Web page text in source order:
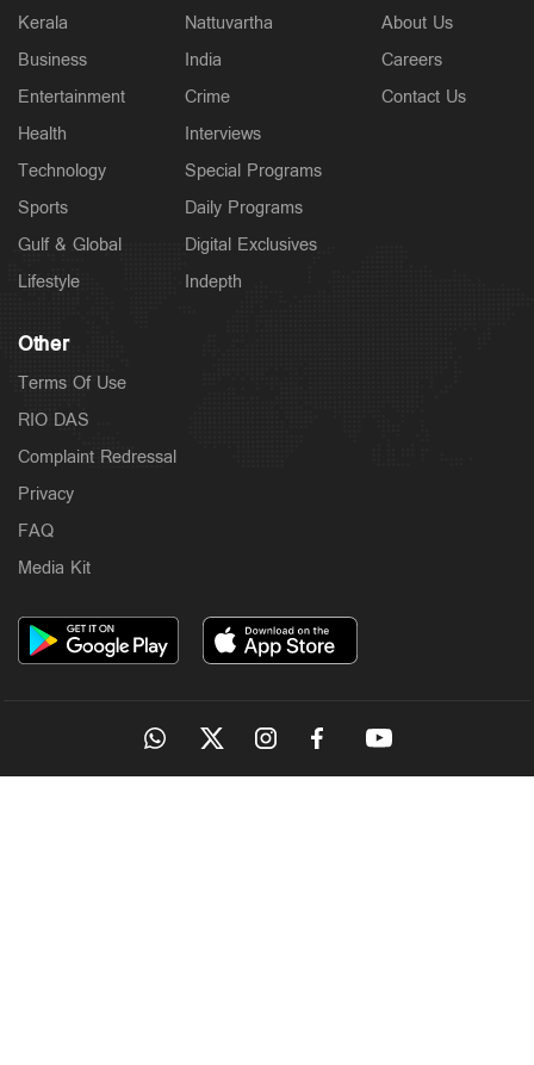
Kerala
Business
Entertainment
Health
Technology
Sports
Gulf & Global
Lifestyle
Nattuvartha
India
Crime
Interviews
Special Programs
Daily Programs
Digital Exclusives
Indepth
About Us
Careers
Contact Us
Other
Terms Of Use
RIO DAS
Complaint Redressal
Privacy
FAQ
Media Kit